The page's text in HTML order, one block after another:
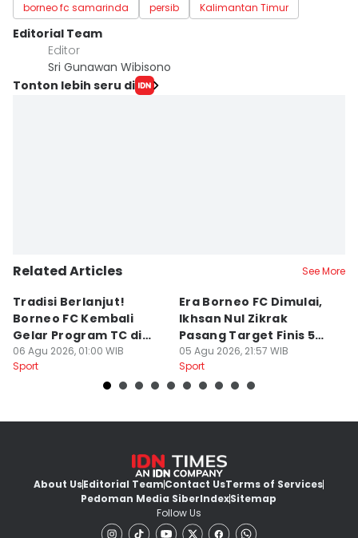
borneo fc samarinda persib Kalimantan Timur
Editorial Team
Editor
Sri Gunawan Wibisono
Tonton lebih seru di
Related Articles See More
Tradisi Berlanjut!
Borneo FC Kembali
Gelar Program TC di
Yogyakarta
06 Agu 2026, 01:00 WIB
Sport
Era Borneo FC Dimulai,
Ikhsan Nul Zikrak
Pasang Target Finis 5
Besar
05 Agu 2026, 21:57 WIB
Sport
About UsEditorial TeamContact UsTerms of Services
Pedoman Media SiberIndexSitemap
Follow Us